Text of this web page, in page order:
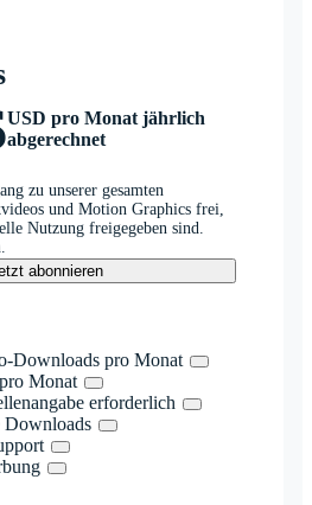
USD pro Monat jährlich
abgerechnet
zu unserer gesamten
und Motion Graphics frei,
Nutzung freigegeben sind.
abonnieren
Downloads pro Monat
Monat
erforderlich
Downloads